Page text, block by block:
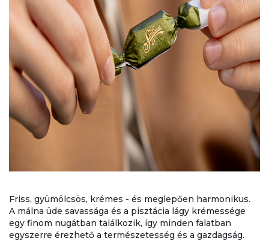
Friss, gyümölcsös, krémes - és meglepően harmonikus.
A málna üde savassága és a pisztácia lágy krémessége
egy finom nugátban találkozik, így minden falatban
egyszerre érezhető a természetesség és a gazdagság.